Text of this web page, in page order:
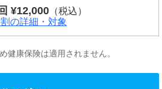
¥12,000 （税込）
の詳細・対象
健康保険は適用されません。